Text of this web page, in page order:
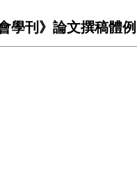
學刊》論文撰稿體例